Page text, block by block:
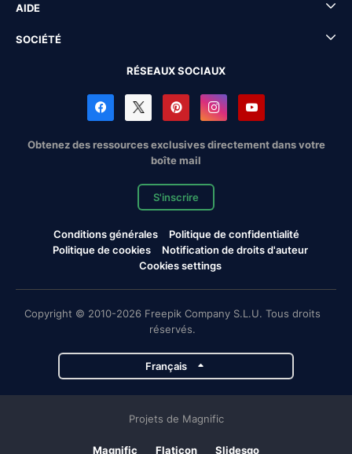
AIDE
SOCIÉTÉ
RÉSEAUX SOCIAUX
Obtenez des ressources exclusives directement dans votre
boîte mail
S'inscrire
Conditions générales
Politique de confidentialité
Politique de cookies
Notification de droits d'auteur
Cookies settings
Copyright © 2010-2026 Freepik Company S.L.U. Tous droits
réservés.
Français
Projets de Magnific
Magnific Flaticon Slidesgo